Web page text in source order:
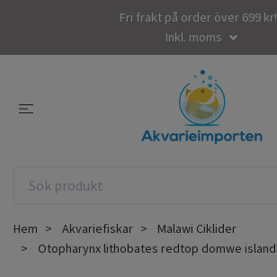
Fri frakt på order över 699 kr!
Inkl. moms
Hem Akvariefiskar
Malawi Ciklider
Otopharynx lithobates redtop domwe island